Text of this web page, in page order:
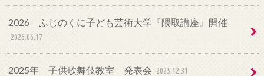
2026 ふじのくに子ども芸術大学『隈取講座』開催
2026.06.17
2025年 子供歌舞伎教室 発表会 2025.12.31